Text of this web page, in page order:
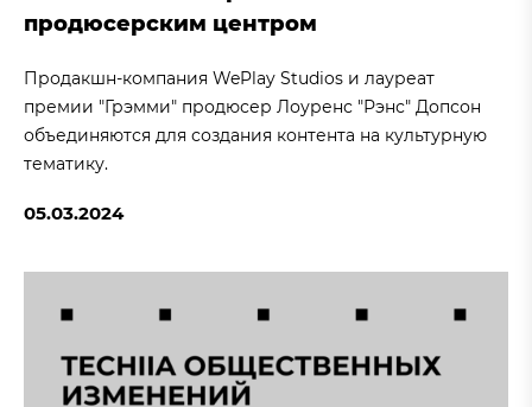
продюсерским центром
Продакшн-компания WePlay Studios и лауреат
премии "Грэмми" продюсер Лоуренс "Рэнс" Допсон
объединяются для создания контента на культурную
тематику.
05.03.2024